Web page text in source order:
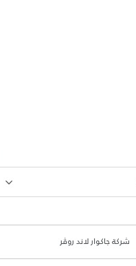
شركة جاكوار لاند روڤر